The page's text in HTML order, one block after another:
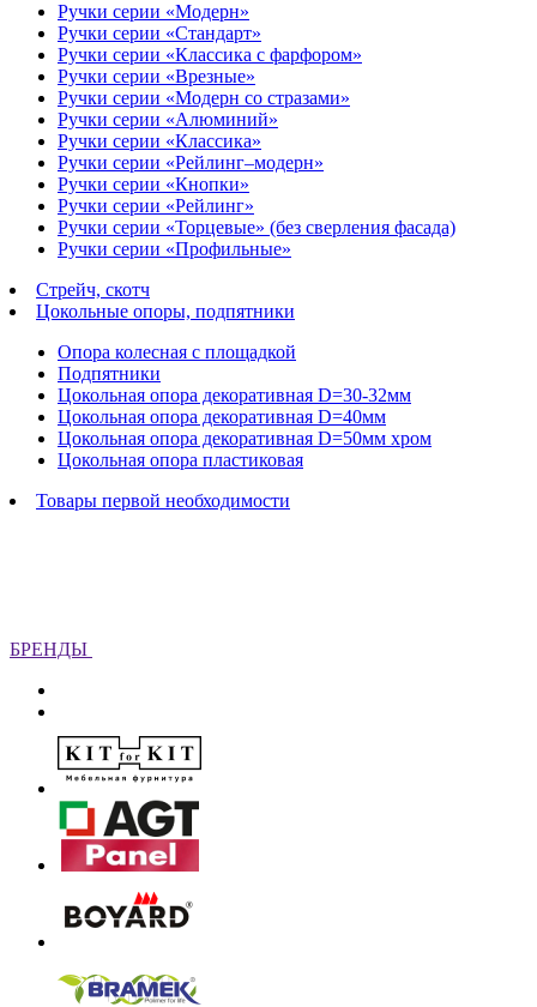
Ручки серии «Модерн»
Ручки серии «Стандарт»
Ручки серии «Классика с фарфором»
Ручки серии «Врезные»
Ручки серии «Модерн со стразами»
Ручки серии «Алюминий»
Ручки серии «Классика»
Ручки серии «Рейлинг–модерн»
Ручки серии «Кнопки»
Ручки серии «Рейлинг»
Ручки серии «Торцевые» (без сверления фасада)
Ручки серии «Профильные»
Стрейч, скотч
Цокольные опоры, подпятники
Опора колесная с площадкой
Подпятники
Цокольная опора декоративная D=30-32мм
Цокольная опора декоративная D=40мм
Цокольная опора декоративная D=50мм хром
Цокольная опора пластиковая
Товары первой необходимости
БРЕНДЫ